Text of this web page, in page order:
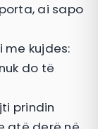
ai sapo
kujdes:
do të
prindin